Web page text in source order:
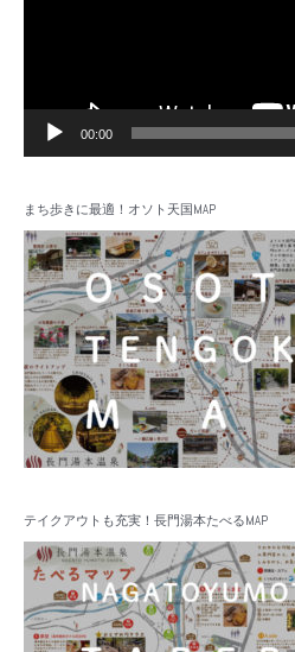
00:00
まち歩きに最適！オソト天国MAP
テイクアウトも充実！長門湯本たべるMAP